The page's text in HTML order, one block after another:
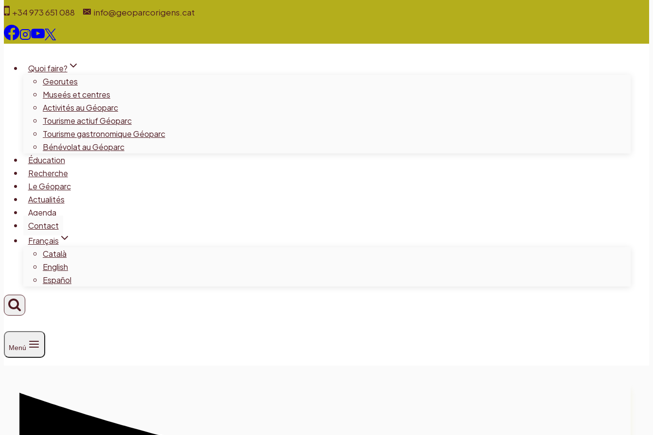
au
contenu
+34 973 651 088 info@geoparcorigens.cat
Quoi faire?
Georutes
Museés et centres
Activités au Géoparc
Tourisme actiuf Géoparc
Tourisme gastronomique Géoparc
Bénévolat au Géoparc
Éducation
Recherche
Le Géoparc
Actualités
Agenda
Contact
Français
Català
English
Español
Menú